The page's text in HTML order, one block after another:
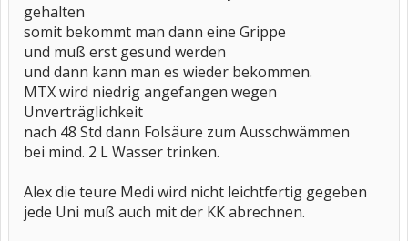
gehalten
somit bekommt man dann eine Grippe
und muß erst gesund werden
und dann kann man es wieder bekommen.
MTX wird niedrig angefangen wegen
Unverträglichkeit
nach 48 Std dann Folsäure zum Ausschwämmen
bei mind. 2 L Wasser trinken.
Alex die teure Medi wird nicht leichtfertig gegeben
jede Uni muß auch mit der KK abrechnen.